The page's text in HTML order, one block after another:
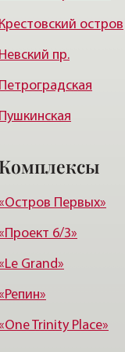
район
Крестовский остров
Невский пр.
Петроградская
Пушкинская
Достоевская
Комплексы
Первых»
6/3»
Grand»
Trinity Place»